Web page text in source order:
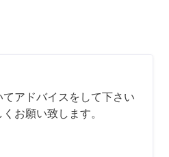
アドバイスをして下さい
お願い致します。